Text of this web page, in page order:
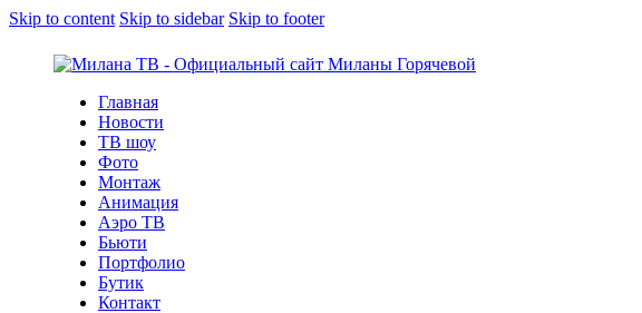
Skip to content Skip to sidebar Skip to footer
Главная
Новости
ТВ шоу
Фото
Монтаж
Анимация
Аэро ТВ
Бьюти
Портфолио
Бутик
Контакт